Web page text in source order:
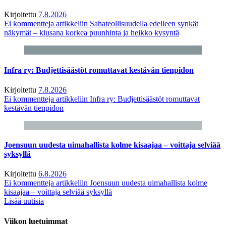
Kirjoitettu 7.8.2026
Ei kommentteja artikkeliin Sahateollisuudella edelleen synkät
näkymät – kiusana korkea puunhinta ja heikko kysyntä
Infra ry: Budjettisäästöt romuttavat kestävän tienpidon
Kirjoitettu 7.8.2026
Ei kommentteja artikkeliin Infra ry: Budjettisäästöt romuttavat
kestävän tienpidon
Joensuun uudesta uimahallista kolme kisaajaa – voittaja selviää
syksyllä
Kirjoitettu 6.8.2026
Ei kommentteja artikkeliin Joensuun uudesta uimahallista kolme
kisaajaa – voittaja selviää syksyllä
Lisää uutisia
Viikon luetuimmat